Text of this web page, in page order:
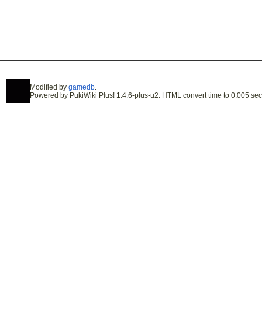
Modified by gamedb.
Powered by PukiWiki Plus! 1.4.6-plus-u2. HTML convert time to 0.005